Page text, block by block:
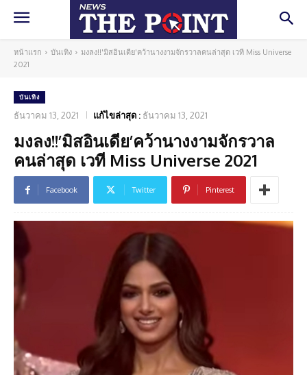
หน้าแรก บันเทิง
มงลง!!'มิสอินเดีย'คว้านางงามจักรวาลคนล่าสุด เวที Miss Universe
2021
บันเทิง
ธันวาคม 13, 2021 แก้ไขล่าสุด : ธันวาคม 13, 2021
มงลง!!’มิสอินเดีย’คว้านางงามจักรวาล
คนล่าสุด เวที Miss Universe 2021
Facebook Twitter Pinterest